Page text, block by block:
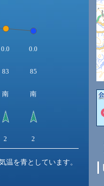
0.0 0.0
83 85
南 南
2 2
温を青としています。